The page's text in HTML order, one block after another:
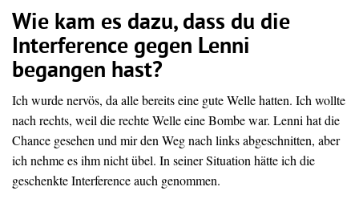
Wie kam es dazu, dass du die
Interference gegen Lenni
begangen hast?
Ich wurdenervös, da allebereitseine guteWellehatten. Ich wollte
nach rechts, weil dierechteWelleeineBombewar. Lenni hatdie
Chance gesehen und mirden Wegnach linksabgeschnitten, aber
ich nehmeesihmnichtübel. In seinerSituation hätteich die
geschenkteInterferenceauch genommen.